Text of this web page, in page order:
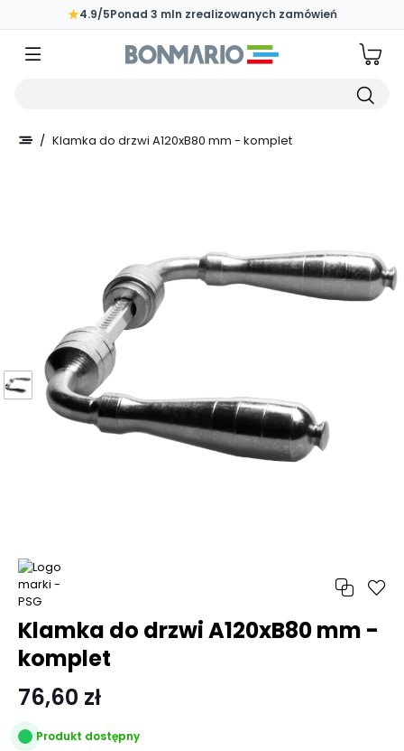
Przejdź do głównej zawartości strony
★4.9/5Ponad 3 mln zrealizowanych zamówień
/ Klamka do drzwi A120xB80 mm - komplet
Klamka do drzwi A120xB80 mm -
komplet
76,60 zł
Produkt dostępny